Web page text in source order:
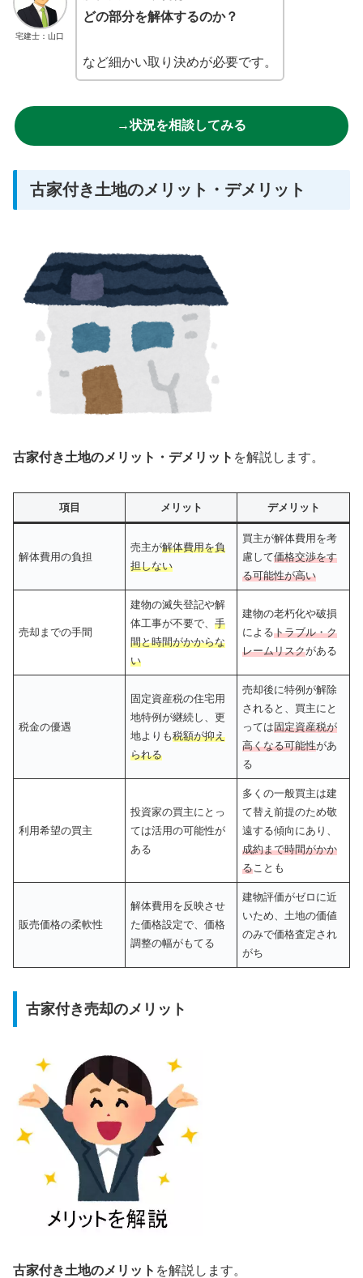
宅建士：山口
どの部分を解体するのか？
など細かい取り決めが必要です。
→状況を相談してみる
古家付き土地のメリット・デメリット
古家付き土地のメリット・デメリット を解説します。
項目 メリット デメリット
解体費用の負担
売主が解体費用を負
担しない
買主が解体費用を考
慮して価格交渉をす
る可能性が高い
売却までの手間
建物の滅失登記や解
体工事が不要で、手
間と時間がかからな
い
建物の老朽化や破損
によるトラブル・ク
レームリスクがある
税金の優遇
固定資産税の住宅用
地特例が継続し、更
地よりも税額が抑え
られる
売却後に特例が解除
されると、買主にと
っては固定資産税が
高くなる可能性があ
る
利用希望の買主
投資家の買主にとっ
ては活用の可能性が
ある
多くの一般買主は建
て替え前提のため敬
遠する傾向にあり、
成約まで時間がかか
ることも
販売価格の柔軟性
解体費用を反映させ
た価格設定で、価格
調整の幅がもてる
建物評価がゼロに近
いため、土地の価値
のみで価格査定され
がち
古家付き売却のメリット
古家付き土地のメリット を解説します。